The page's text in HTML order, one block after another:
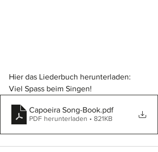
Hier das Liederbuch herunterladen:
Viel Spass beim Singen!
Capoeira Song-Book.pdf
PDF herunterladen • 821KB